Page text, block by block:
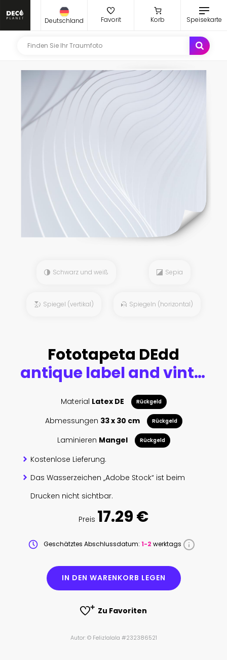
Deutschland Favorit Korb Speisekarte
Schwarz und weiß Sepia
Spiegel (vertikal) Spiegeln (horizontal)
Fototapeta DEdd
antique label and vintage banner retro style frame border.
Material Latex DE Rückgeld
Abmessungen 33 x 30 cm Rückgeld
Laminieren Mangel Rückgeld
Kostenlose Lieferung.
Das Wasserzeichen „Adobe Stock“ ist beim
Drucken nicht sichtbar.
Preis 17.29 €
Geschätztes Abschlussdatum: 1-2 werktags
IN DEN WARENKORB LEGEN
Zu Favoriten
Autor: © Felizlalala #232386521